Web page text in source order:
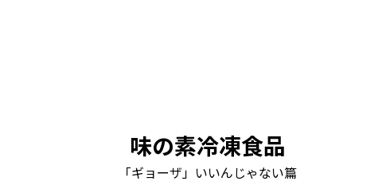
味の素冷凍食品
「ギョーザ」いいんじゃない篇